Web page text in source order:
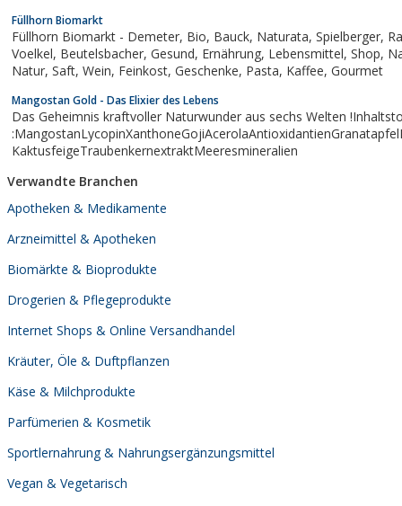
Honig + Rum...
Füllhorn Biomarkt
Füllhorn Biomarkt - Demeter, Bio, Bauck, Naturata, Spielberger, Rapunzel,
Voelkel, Beutelsbacher, Gesund, Ernährung, Lebensmittel, Shop, Naturkost,
Natur, Saft, Wein, Feinkost, Geschenke, Pasta, Kaffee, Gourmet
Mangostan Gold - Das Elixier des Lebens
Das Geheimnis kraftvoller Naturwunder aus sechs Welten
KaktusfeigeTraubenkernextraktMeeresmineralien
Verwandte Branchen
Apotheken & Medikamente
Arzneimittel & Apotheken
Biomärkte & Bioprodukte
Drogerien & Pflegeprodukte
Internet Shops & Online Versandhandel
Kräuter, Öle & Duftpflanzen
Käse & Milchprodukte
Parfümerien & Kosmetik
Sportlernahrung & Nahrungsergänzungsmittel
Vegan & Vegetarisch